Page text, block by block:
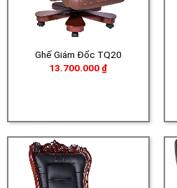
Ghế Giám Đốc TQ20
13.700.000 ₫